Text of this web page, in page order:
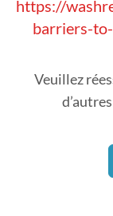
https://
barriers-
Veuillez